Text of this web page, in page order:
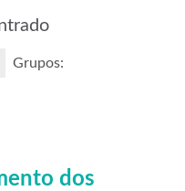
Grupos:
dos